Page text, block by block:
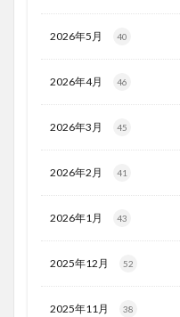
2026年5月 40
2026年4月 46
2026年3月 45
2026年2月 41
2026年1月 43
2025年12月 52
2025年11月 38